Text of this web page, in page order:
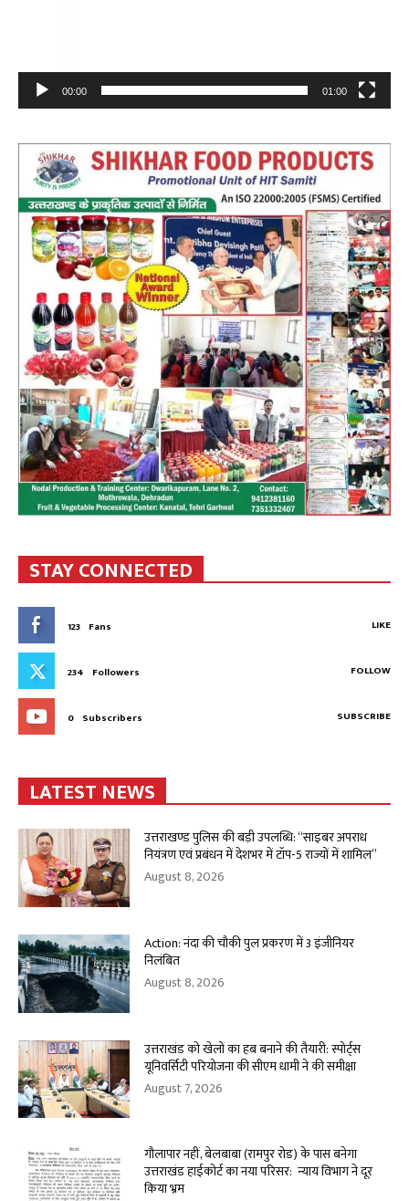
00:00 01:00
STAY CONNECTED
123 Fans LIKE
234 Followers FOLLOW
0 Subscribers SUBSCRIBE
LATEST NEWS
उत्तराखण्ड पुलिस की बड़ी उपलब्धि: “साइबर अपराध
नियंत्रण एवं प्रबंधन में देशभर में टॉप-5 राज्यों में शामिल”
August 8, 2026
Action: नंदा की चौकी पुल प्रकरण में 3 इंजीनियर
निलंबित
August 8, 2026
उत्तराखंड को खेलों का हब बनाने की तैयारी: स्पोर्ट्स
यूनिवर्सिटी परियोजना की सीएम धामी ने की समीक्षा
August 7, 2026
गौलापार नहीं, बेलबाबा (रामपुर रोड) के पास बनेगा
उत्तराखंड हाईकोर्ट का नया परिसर: न्याय विभाग ने दूर
किया भ्रम